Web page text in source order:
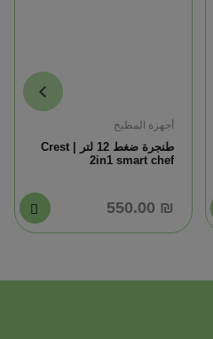
أجهزة المطبخ
طنجرة ضغط 12 لتر | Crest
2in1 smart chef
₪ 550.00